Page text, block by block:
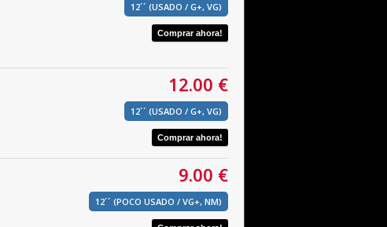
12´´ (USADO / G+, VG)
12.00 €
12´´ (USADO / G+, VG)
9.00 €
12´´ (POCO USADO / VG+, NM)